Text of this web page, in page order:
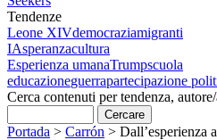
Tendenze
Leone XIVdemocraziamigranti
IAsperanzacultura
Esperienza umanaTrumpscuola
educazioneguerrapartecipazione
Cerca contenuti per tendenza,
Portada > Carrón > Dall’esperienza